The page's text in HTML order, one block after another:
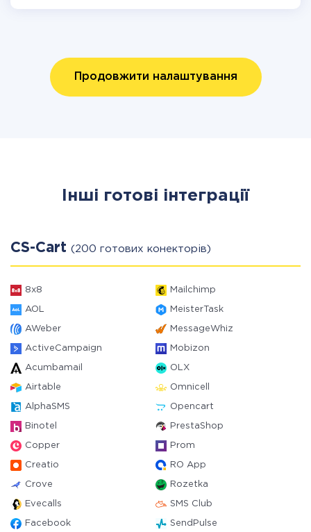
Продовжити налаштування
Інші готові інтеграції
CS-Cart (200 готових конекторів)
8x8 Mailchimp
AOL MeisterTask
AWeber MessageWhiz
ActiveCampaign Mobizon
Acumbamail OLX
Airtable Omnicell
AlphaSMS Opencart
Binotel PrestaShop
Copper Prom
Creatio RO App
Crove Rozetka
Evecalls SMS Club
Facebook SendPulse